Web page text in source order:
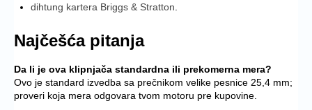
dihtung kartera Briggs & Stratton
Najčešća pitanja
Da li je ova klipnjača standardna ili prekomerna mera?
Ovo je standard izvedba sa prečnikom velike pesnice 25,4 mm;
proveri koja mera odgovara tvom motoru pre kupovine.